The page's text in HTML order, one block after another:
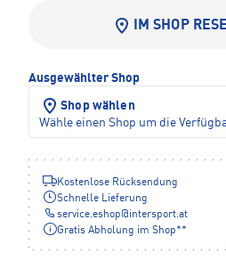
IM SHOP
Ausgewählter Shop
Shop wählen
Wähle einen Shop um die
Kostenlose Rücksendung
Schnelle Lieferung
service.eshop@ intersport.at
Gratis Abholung im Shop**